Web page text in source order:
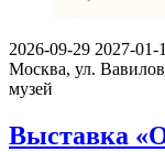
2026-09-29 2027-01-
Москва, ул.
музей
Выставка